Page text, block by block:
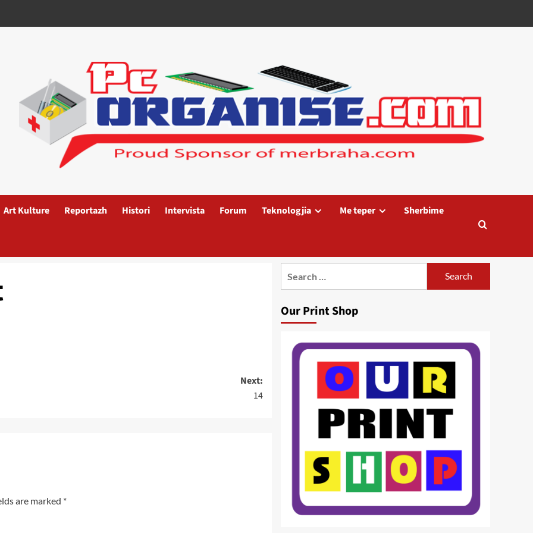
Art Kulture Reportazh Histori Intervista Forum Teknologjia Me teper Sherbime
Next:
14
are marked *
Our Print Shop